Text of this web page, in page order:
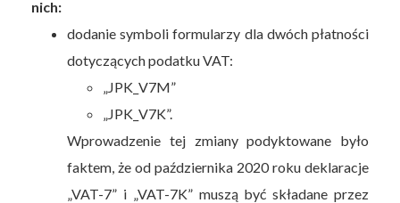
nich:
dodanie symboli formularzy dla dwóch płatności
dotyczących podatku VAT:
„JPK_V7M”
„JPK_V7K”.
Wprowadzenie tej zmiany podyktowane było
faktem, że od października 2020 roku deklaracje
„VAT-7” i „VAT-7K” muszą być składane przez